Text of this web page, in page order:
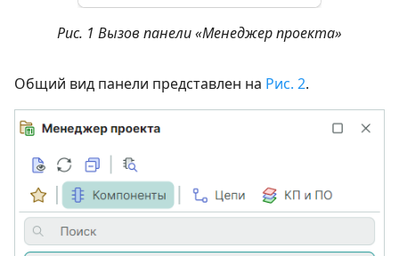
Рис. 1 Вызов панели «Менеджер проекта»
Общий вид панели представлен на Рис. 2.